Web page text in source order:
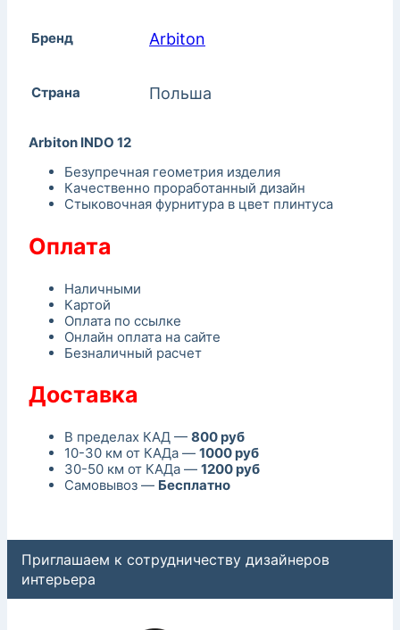
Бренд Arbiton
Страна Польша
Arbiton INDO 12
Безупречная геометрия изделия
Качественно проработанный дизайн
Стыковочная фурнитура в цвет плинтуса
Оплата
Наличными
Картой
Оплата по ссылке
Онлайн оплата на сайте
Безналичный расчет
Доставка
В пределах КАД — 800 руб
10-30 км от КАДа — 1000 руб
30-50 км от КАДа — 1200 руб
Самовывоз — Бесплатно
Приглашаем к сотрудничеству дизайнеров
интерьера